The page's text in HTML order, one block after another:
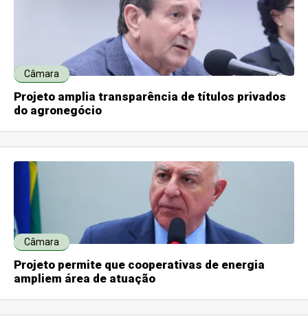
Câmara
Projeto amplia transparência de títulos privados
do agronegócio
Câmara
Projeto permite que cooperativas de energia
ampliem área de atuação